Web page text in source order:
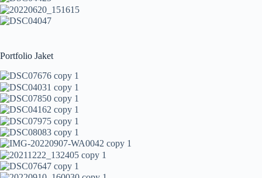
Portfolio Jaket